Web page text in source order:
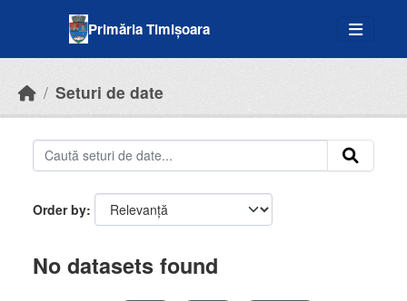
Primăria Timișoara
Seturi de date
Order by
No datasets found